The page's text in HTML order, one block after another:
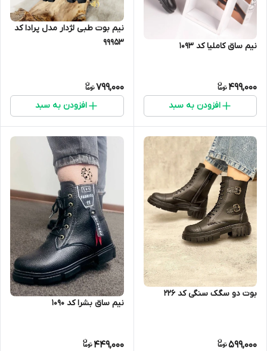
نیم ساق کاملیا کد 1093
499,000
افزودن به سبد
نیم بوت طبی لژدار مدل پرادا کد
99953
799,000
افزودن به سبد
بوت دو سگک سنگی کد 226
599,000
نیم ساق بشرا کد 1090
449,000